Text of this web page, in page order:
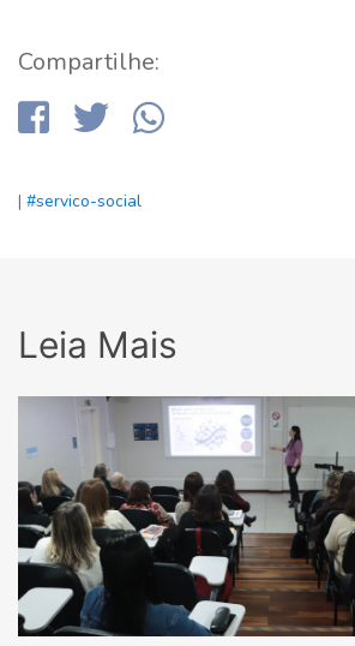
Compartilhe:
| #servico-social
Leia Mais